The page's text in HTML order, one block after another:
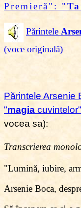
Premieră": "
Părintele
(voce originală)
Părintele Arsenie
"magia cuvintelor"
vocea sa):
Transcrierea
"Lumină, iubire,
Arsenie Boca,